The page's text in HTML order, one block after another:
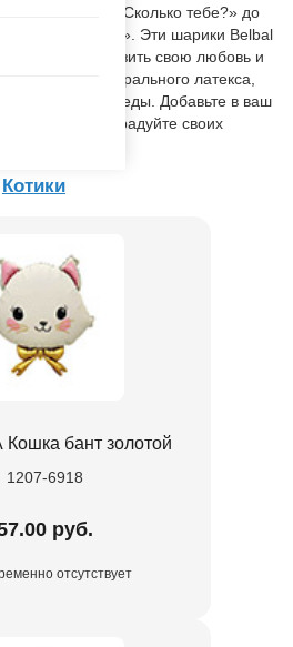
от игривого «Сколько тебе?» до
лапками за тебя!». Эти шарики Belbal
а способ выразить свою любовь и
полностью натурального латекса,
окружающей среды. Добавьте в ваш
и веселья. Порадуйте своих
Котики
бант золотой
1207-6918
руб.
отсутствует